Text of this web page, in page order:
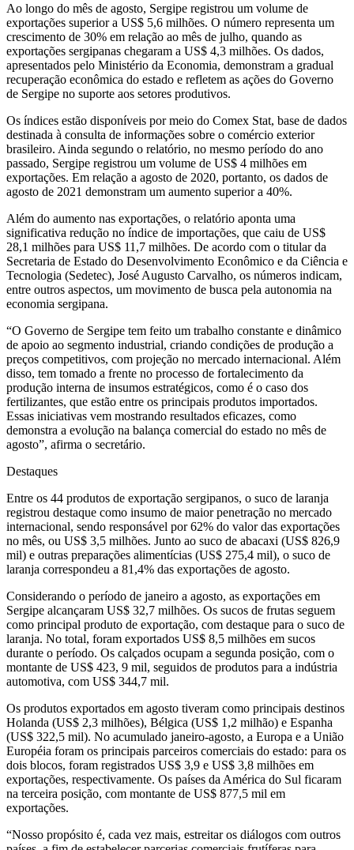
Ao longo do mês de agosto, Sergipe registrou um volume de
exportações superior a US$ 5,6 milhões. O número representa um
crescimento de 30% em relação ao mês de julho, quando as
exportações sergipanas chegaram a US$ 4,3 milhões. Os dados,
apresentados pelo Ministério da Economia, demonstram a gradual
recuperação econômica do estado e refletem as ações do Governo
de Sergipe no suporte aos setores produtivos.
Os índices estão disponíveis por meio do Comex Stat, base de dados
destinada à consulta de informações sobre o comércio exterior
brasileiro. Ainda segundo o relatório, no mesmo período do ano
passado, Sergipe registrou um volume de US$ 4 milhões em
exportações. Em relação a agosto de 2020, portanto, os dados de
agosto de 2021 demonstram um aumento superior a 40%.
Além do aumento nas exportações, o relatório aponta uma
significativa redução no índice de importações, que caiu de US$
28,1 milhões para US$ 11,7 milhões. De acordo com o titular da
Secretaria de Estado do Desenvolvimento Econômico e da Ciência e
Tecnologia (Sedetec), José Augusto Carvalho, os números indicam,
entre outros aspectos, um movimento de busca pela autonomia na
economia sergipana.
“O Governo de Sergipe tem feito um trabalho constante e dinâmico
de apoio ao segmento industrial, criando condições de produção a
preços competitivos, com projeção no mercado internacional. Além
disso, tem tomado a frente no processo de fortalecimento da
produção interna de insumos estratégicos, como é o caso dos
fertilizantes, que estão entre os principais produtos importados.
Essas iniciativas vem mostrando resultados eficazes, como
demonstra a evolução na balança comercial do estado no mês de
agosto”, afirma o secretário.
Destaques
Entre os 44 produtos de exportação sergipanos, o suco de laranja
registrou destaque como insumo de maior penetração no mercado
internacional, sendo responsável por 62% do valor das exportações
no mês, ou US$ 3,5 milhões. Junto ao suco de abacaxi (US$ 826,9
mil) e outras preparações alimentícias (US$ 275,4 mil), o suco de
laranja correspondeu a 81,4% das exportações de agosto.
Considerando o período de janeiro a agosto, as exportações em
Sergipe alcançaram US$ 32,7 milhões. Os sucos de frutas seguem
como principal produto de exportação, com destaque para o suco de
laranja. No total, foram exportados US$ 8,5 milhões em sucos
durante o período. Os calçados ocupam a segunda posição, com o
montante de US$ 423, 9 mil, seguidos de produtos para a indústria
automotiva, com US$ 344,7 mil.
Os produtos exportados em agosto tiveram como principais destinos
Holanda (US$ 2,3 milhões), Bélgica (US$ 1,2 milhão) e Espanha
(US$ 322,5 mil). No acumulado janeiro-agosto, a Europa e a União
Européia foram os principais parceiros comerciais do estado: para os
dois blocos, foram registrados US$ 3,9 e US$ 3,8 milhões em
exportações, respectivamente. Os países da América do Sul ficaram
na terceira posição, com montante de US$ 877,5 mil em
exportações.
“Nosso propósito é, cada vez mais, estreitar os diálogos com outros